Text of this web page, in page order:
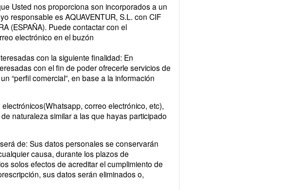
Usted nos proporciona son incorporados a un
responsable es AQUAVENTUR, S.L. con CIF
(ESPAÑA). Puede contactar con el
electrónico en el buzón
con la siguiente finalidad: En
con el fin de poder ofrecerle servicios de
“perfil comercial”, en base a la información
correo electrónico, etc),
naturaleza similar a las que hayas participado
de: Sus datos personales se conservarán
causa, durante los plazos de
solos efectos de acreditar el cumplimiento de
sus datos serán eliminados o,